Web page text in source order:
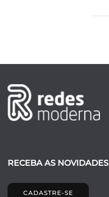
RECEBA AS NOVIDADES
CADASTRE-SE